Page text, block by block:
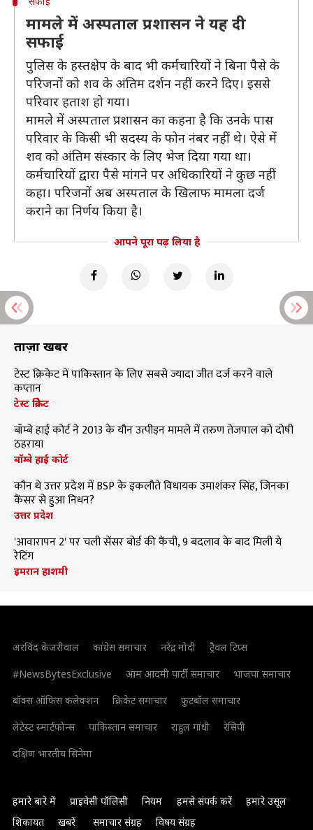
मामले में अस्पताल प्रशासन ने यह दी
सफाई
पुलिस के हस्तक्षेप के बाद भी कर्मचारियों ने बिना पैसे के
परिजनों को शव के अंतिम दर्शन नहीं करने दिए। इससे
परिवार हताश हो गया।
मामले में अस्पताल प्रशासन का कहना है कि उनके पास
परिवार के किसी भी सदस्य के फोन नंबर नहीं थे। ऐसे में
शव को अंतिम संस्कार के लिए भेज दिया गया था।
कर्मचारियों द्वारा पैसे मांगने पर अधिकारियों ने कुछ नहीं
कहा। परिजनों अब अस्पताल के खिलाफ मामला दर्ज
कराने का निर्णय किया है।
आपने पूरा पढ़ लिया है
ताज़ा खबरें
टेस्ट क्रिकेट में पाकिस्तान के लिए सबसे ज्यादा जीत दर्ज करने वाले
कप्तान
टेस्ट क्रिकेट
बॉम्बे हाई कोर्ट ने 2013 के यौन उत्पीड़न मामले में तरुण तेजपाल को दोषी
ठहराया
बॉम्बे हाई कोर्ट
कौन थे उत्तर प्रदेश में BSP के इकलौते विधायक उमाशंकर सिंह, जिनका
कैंसर से हुआ निधन?
उत्तर प्रदेश
'आवारापन 2' पर चली सेंसर बोर्ड की कैंची, 9 बदलाव के बाद मिली ये
रेटिंग
इमरान हाशमी
अरविंद केजरीवाल कांग्रेस समाचार नरेंद्र मोदी
ट्रैवल टिप्स
#NewsBytesExclusive
आम आदमी पार्टी समाचार
भाजपा समाचार
बॉक्स ऑफिस कलेक्शन
क्रिकेट समाचार
फुटबॉल समाचार
लेटेस्ट स्मार्टफोन्स
पाकिस्तान समाचार राहुल गांधी
रेसिपी
दक्षिण भारतीय सिनेमा
हमारे बारे में प्राइवेसी पॉलिसी नियम हमसे संपर्क करें
हमारे उसूल
शिकायत
खबरें समाचार संग्रह विषय संग्रह